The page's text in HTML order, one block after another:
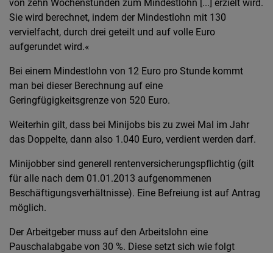
von zehn Wochenstunden zum Mindestlohn [...] erzielt wird.
Sie wird berechnet, indem der Mindestlohn mit 130
vervielfacht, durch drei geteilt und auf volle Euro
aufgerundet wird.«
Bei einem Mindestlohn von 12 Euro pro Stunde kommt
man bei dieser Berechnung auf eine
Geringfügigkeitsgrenze von 520 Euro.
Weiterhin gilt, dass bei Minijobs bis zu zwei Mal im Jahr
das Doppelte, dann also 1.040 Euro, verdient werden darf.
Minijobber sind generell rentenversicherungspflichtig (gilt
für alle nach dem 01.01.2013 aufgenommenen
Beschäftigungsverhältnisse). Eine Befreiung ist auf Antrag
möglich.
Der Arbeitgeber muss auf den Arbeitslohn eine
Pauschalabgabe von 30 %. Diese setzt sich wie folgt